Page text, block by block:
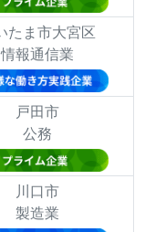
たま市大宮区
情報通信業
戸田市
公務
川口市
製造業